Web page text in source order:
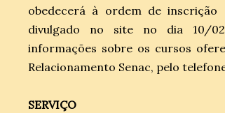
obedecerá à ordem de
divulgado no site no dia 10/
informações sobre os cursos
Relacionamento Senac, pelo
SERVIÇO